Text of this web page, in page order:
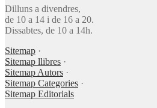
Dilluns a divendres,
de 10 a 14 i de 16 a 20.
Dissabtes, de 10 a 14h.
Sitemap ·
Sitemap llibres ·
Sitemap Autors ·
Sitemap Categories ·
Sitemap Editorials